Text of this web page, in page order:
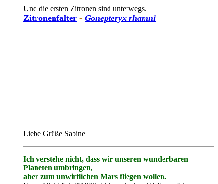
Und die ersten Zitronen sind unterwegs.
Zitronenfalter - Gonepteryx rhamni
Liebe Grüße Sabine
Ich verstehe nicht, dass wir unseren wunderbaren
Planeten umbringen,
aber zum unwirtlichen Mars fliegen wollen.